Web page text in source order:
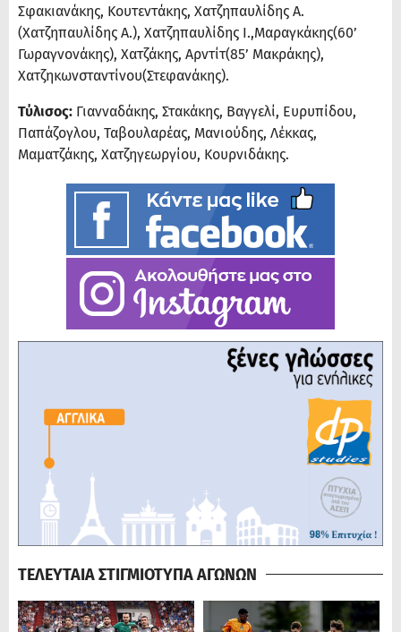
Σφακιανάκης, Κουτεντάκης, Χατζηπαυλίδης Α.
(Χατζηπαυλίδης Α.), Χατζηπαυλίδης Ι.,Μαραγκάκης(60’
Γωραγνονάκης), Χατζάκης, Αρντίτ(85’ Μακράκης),
Χατζηκωνσταντίνου(Στεφανάκης).
Τύλισος: Γιανναδάκης, Στακάκης, Βαγγελί, Ευρυπίδου,
Παπάζογλου, Ταβουλαρέας, Μανιούδης, Λέκκας,
Μαματζάκης, Χατζηγεωργίου, Κουρνιδάκης.
ΤΕΛΕΥΤΑΙΑ ΣΤΙΓΜΙΟΤΥΠΑ ΑΓΩΝΩΝ